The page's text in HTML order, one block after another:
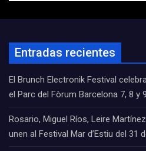
Entradas recientes
El Brunch Electronik Festival
el Parc del Fòrum Barcelona 7, 8 y
Rosario, Miguel Ríos, Leire
unen al Festival Mar d’Estiu del 31